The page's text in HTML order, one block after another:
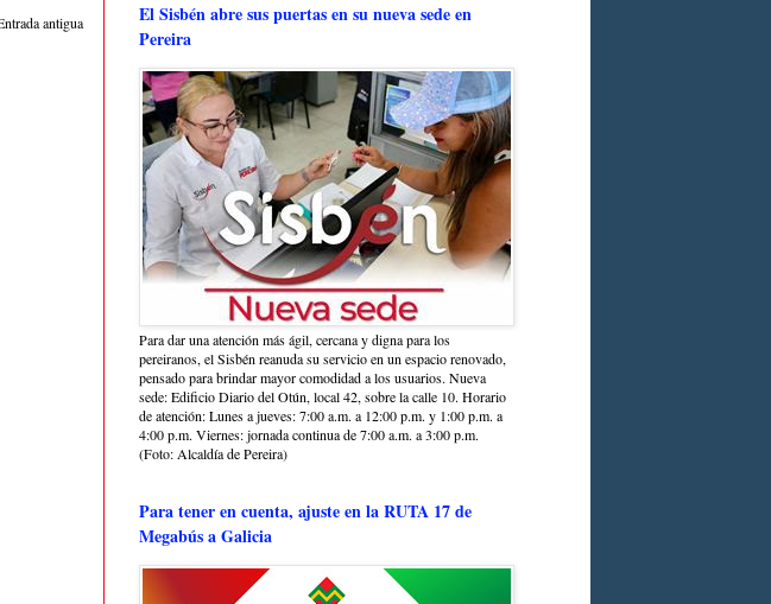
antigua
El Sisbén abre sus puertas en su nueva sede en
Pereira
Para dar una atención más ágil, cercana y digna para los
pereiranos, el Sisbén reanuda su servicio en un espacio renovado,
pensado para brindar mayor comodidad a los usuarios. Nueva
sede: Edificio Diario del Otún, local 42, sobre la calle 10. Horario
de atención: Lunes a jueves: 7:00 a.m. a 12:00 p.m. y 1:00 p.m. a
4:00 p.m. Viernes: jornada continua de 7:00 a.m. a 3:00 p.m.
(Foto: Alcaldía de Pereira)
Para tener en cuenta, ajuste en la RUTA 17 de
Megabús a Galicia